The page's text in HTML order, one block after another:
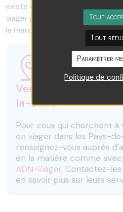
existe différentes propositions
viager pour permettre aux
le marché viager et de négocier
Vendre en viager
la-Loire
Pour ceux qui cherchent
en viager dans les Pays-
renseignez-vous auprès
en la matière comme avec
ADN-Viager. Contactez-les
en savoir plus sur leurs
Tout
Tout
Paramétrer
Politique de